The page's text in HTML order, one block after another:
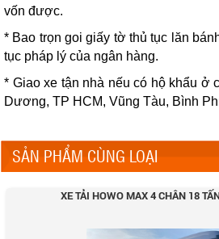
vốn được.
* Bao trọn goi giấy tờ thủ tục lăn
tục pháp lý của ngân hàng.
* Giao xe tận nhà nếu có hộ khẩu ở
Dương, TP HCM, Vũng Tàu, Bình
SẢN PHẨM CÙNG LOẠI
XE TẢI HOWO MAX 4 CHÂN 18